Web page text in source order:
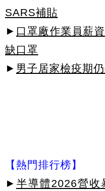
SARS補貼
► 口罩廠作業員薪
缺口罩
► 男子居家檢疫期
【熱門排行榜】
► 半導體2026營收